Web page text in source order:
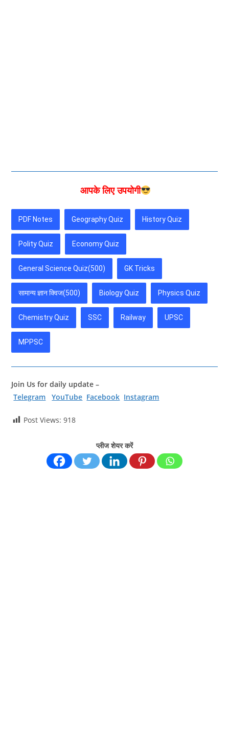
आपके लिए उपयोगी
PDF Notes Geography Quiz History Quiz
Polity Quiz Economy Quiz
General Science Quiz(500) GK Tricks
सामान्य ज्ञान क्विज(500) Biology Quiz Physics Quiz
Chemistry Quiz SSC Railway UPSC
MPPSC
Join Us for daily update –
Telegram
YouTube Facebook Instagram
Post Views: 918
प्लीज शेयर करें